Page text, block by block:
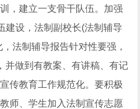
，建立一支骨干队伍。加强
建设，法制副校长(法制辅导
法制辅导报告针对性要强，
并做到有教案、有讲稿、有记
传教育工作规范化。要积极
师、学生加入法制宣传志愿